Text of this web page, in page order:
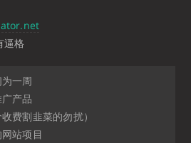
逼格
一周
产品
费割韭菜的勿扰）
站项目